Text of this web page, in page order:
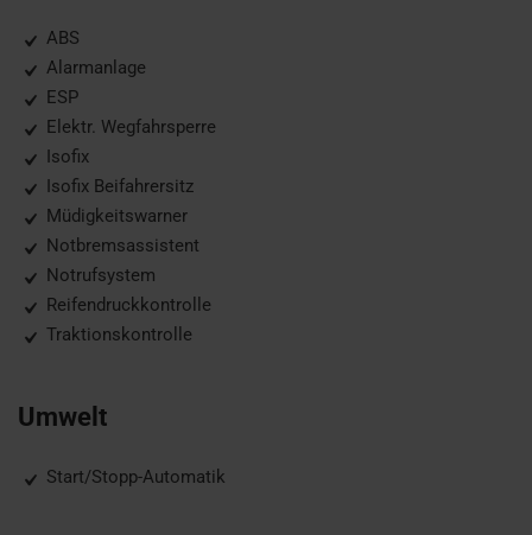
ABS
Alarmanlage
ESP
Elektr. Wegfahrsperre
Isofix
Isofix Beifahrersitz
Müdigkeitswarner
Notbremsassistent
Notrufsystem
Reifendruckkontrolle
Traktionskontrolle
Umwelt
Start/Stopp-Automatik